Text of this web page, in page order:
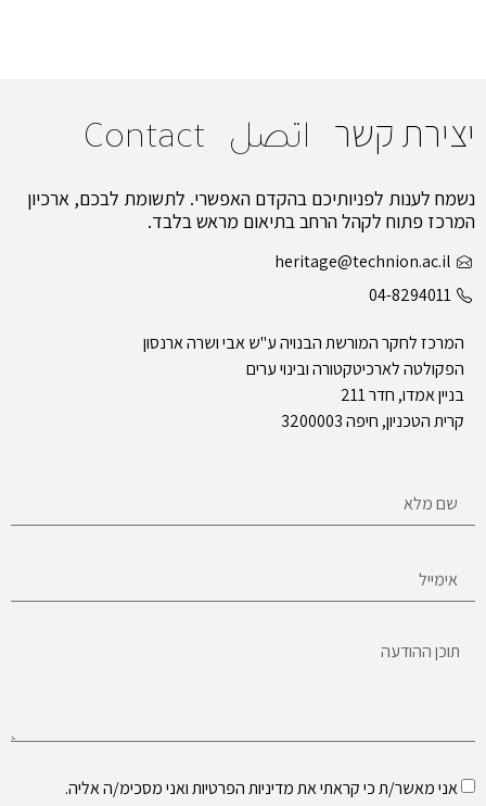
יצירת קשר اتصل Contact
נשמח לענות לפניותיכם בהקדם האפשרי. לתשומת לבכם, ארכיון
המרכז פתוח לקהל הרחב בתיאום מראש בלבד.
heritage@technion.ac.il
04-8294011
המרכז לחקר המורשת הבנויה ע"ש אבי ושרה ארנסון
הפקולטה לארכיטקטורה ובינוי ערים
בניין אמדו, חדר 211
קרית הטכניון, חיפה 3200003
אני מאשר/ת כי קראתי אתמדיניות הפרטיותואני מסכימ/ה אליה.